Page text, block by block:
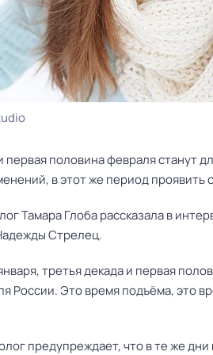
первая половина февраля станут
в этот же период проявить
Тамара Глоба рассказала в
Стрелец.
третья декада и первая
России. Это время подъёма, это
предупреждает, что в те же дни